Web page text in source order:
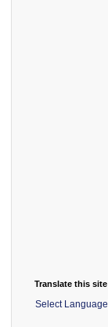
Translate this site
Select Language